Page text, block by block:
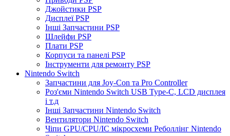
Джойстики PSP
Дисплеї PSP
Інші Запчастини PSP
Шлейфи PSP
Плати PSP
Корпуси та панелі PSP
Інструменти для ремонту PSP
Nintendo Switch
Запчастини для Joy-Con та Pro Controller
Роз'єми Nintendo Switch USB Type-C, LCD дисплея
і т.д
Інші Запчастини Nintendo Switch
Вентилятори Nintendo Switch
Чіпи GPU/CPU/IC мікросхеми Реболлінг Nintendo